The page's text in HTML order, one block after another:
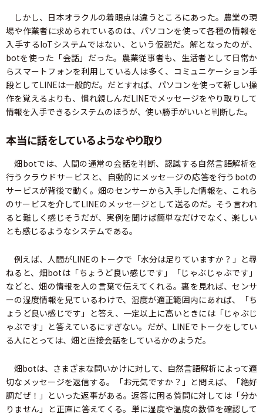
しかし、日本オラクルの着眼点は違うところにあった。農業の現
場や作業者に求められているのは、パソコンを使って各種の情報を
入手するIoTシステムではない、という仮説だ。解となったのが、
botを使った「会話」だった。農業従事者も、生活者として日常か
らスマートフォンを利用している人は多く、コミュニケーション手
段としてLINEは一般的だ。だとすれば、パソコンを使って新しい操
作を覚えるよりも、慣れ親しんだLINEでメッセージをやり取りして
情報を入手できるシステムのほうが、使い勝手がいいと判断した。
本当に話をしているようなやり取り
畑botでは、人間の通常の会話を判断、認識する自然言語解析を
行うクラウドサービスと、自動的にメッセージの応答を行うbotの
サービスが背後で動く。畑のセンサーから入手した情報を、これら
のサービスを介してLINEのメッセージとして送るのだ。そう言われ
ると難しく感じそうだが、実例を聞けば簡単なだけでなく、楽しい
とも感じるようなシステムである。
例えば、人間がLINEのトークで「水分は足りていますか？」と尋
ねると、畑botは「ちょうど良い感じです」「じゃぶじゃぶです」
などと、畑の情報を人の言葉で伝えてくれる。裏を見れば、センサ
ーの湿度情報を見ているわけで、湿度が適正範囲内にあれば、「ち
ょうど良い感じです」と答え、一定以上に高いときには「じゃぶじ
ゃぶです」と答えているにすぎない。だが、LINEでトークをしてい
る人にとっては、畑と直接会話をしているかのようだ。
畑botは、さまざまな問いかけに対して、自然言語解析によって適
切なメッセージを返信する。「お元気ですか？」と問えば、「絶好
調だぜ！」といった返事がある。返答に困る質問に対しては「分か
りません」と正直に答えてくる。単に湿度や温度の数値を確認して